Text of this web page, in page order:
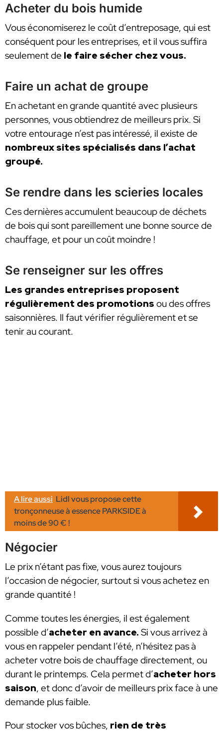
Acheter du bois humide
Vous économiserez le coût d’entreposage, qui est
conséquent pour les entreprises, et il vous suffira
seulement de le faire sécher chez vous.
Faire un achat de groupe
En achetant en grande quantité avec plusieurs
personnes, vous obtiendrez de meilleurs prix. Si
votre entourage n’est pas intéressé, il existe de
nombreux sites spécialisés dans l’achat
groupé.
Se rendre dans les scieries locales
Ces dernières accumulent beaucoup de déchets
de bois qui sont pareillement une bonne source de
chauffage, et pour un coût moindre !
Se renseigner sur les offres
Les grandes entreprises proposent
régulièrement des promotions ou des offres
saisonnières. Il faut vérifier régulièrement et se
tenir au courant.
A lire aussi Lidl vous propose cette
tronçonneuse à essence PARKSIDE à
moins de 90 € !
Négocier
Le prix n’étant pas fixe, vous aurez toujours
l’occasion de négocier, surtout si vous achetez en
grande quantité !
Comme toutes les énergies, il est également
possible d’acheter en avance. Si vous arrivez à
vous en rappeler pendant l’été, n’hésitez pas à
acheter votre bois de chauffage directement, ou
durant le printemps. Cela permet d’acheter hors
saison, et donc d’avoir de meilleurs prix face à une
demande plus faible.
Pour stocker vos bûches, rien de très